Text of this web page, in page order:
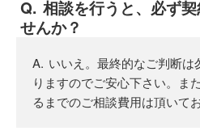
相談を行うと、必ず
せんか？
いいえ。最終的なご判断
りますのでご安心下さい。ま
るまでのご相談費用は頂いて